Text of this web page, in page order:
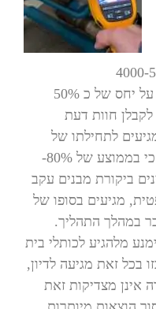
קבלנים כ 4000-5000
תביעות.הקבלנים טוענים מצידם על יחס של כ 50%
חוות דעת
באמת מגיעים לתחילתו של
הליך משפטי. אנו עדים לתופעה כי בממוצע של 80%-
ביקורת מבנים עקב
מגיעים בסופו של
במהלך התהליך.
מלהגיע לכותלי בית
זאת מגיעה לדיון,
אינן מצדיקות זאת